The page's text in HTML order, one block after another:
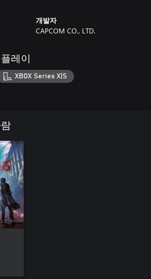
개발자
CAPCOM CO., LTD.
레이
XBOX Series X|S